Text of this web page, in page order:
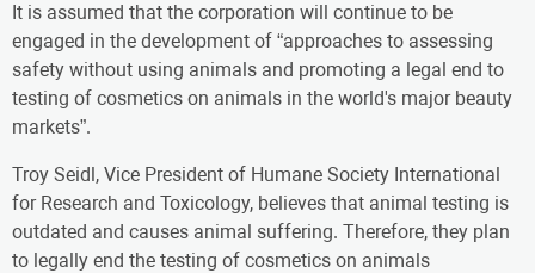
It is assumed that the corporation will continue to be
engaged in the development of “approaches to assessing
safety without using animals and promoting a legal end to
testing of cosmetics on animals in the world's major beauty
markets”.
Troy Seidl, Vice President of Humane Society International
for Research and Toxicology, believes that animal testing is
outdated and causes animal suffering. Therefore, they plan
to legally end the testing of cosmetics on animals